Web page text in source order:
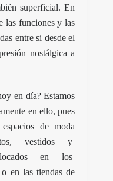
superficial. En
las funciones y las
entre si desde el
nostálgica a
en día? Estamos
en ello, pues
de moda
vestidos y
en los
en las tiendas de